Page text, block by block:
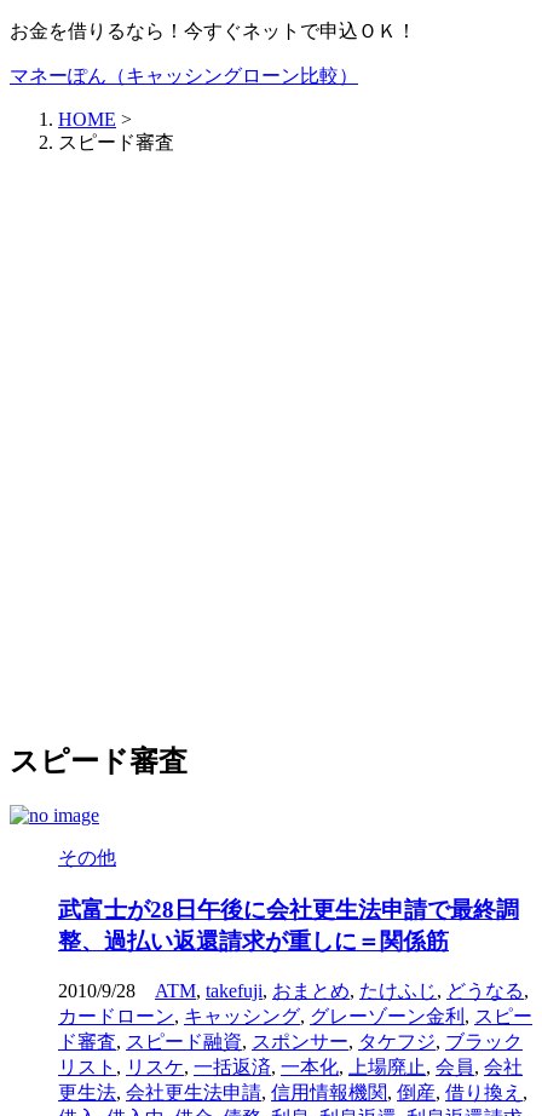
お金を借りるなら！今すぐネットで申込ＯＫ！
マネーぽん（キャッシングローン比較）
HOME >
スピード審査
スピード審査
その他
武富士が28日午後に会社更生法申請で最終調
整、過払い返還請求が重しに＝関係筋
2010/9/28 ATM, takefuji, おまとめ, たけふじ, どうなる,
カードローン, キャッシング, グレーゾーン金利 , スピー
ド審査, スピード融資, スポンサー, タケフジ, ブラック
リスト , リスケ, 一括返済, 一本化, 上場廃止, 会員, 会社
更生法, 会社更生法申請, 信用情報機関, 倒産, 借り換え ,